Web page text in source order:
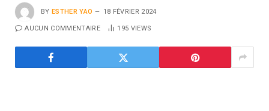
BY ESTHER YAO 18 FÉVRIER 2024
AUCUN COMMENTAIRE 195 VIEWS